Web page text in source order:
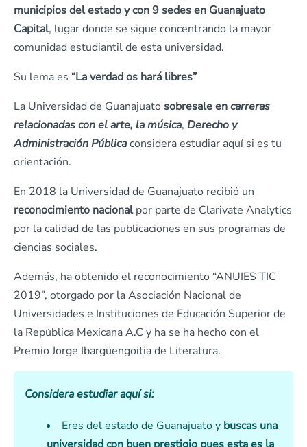
municipios del estado y con 9 sedes en Guanajuato
Capital, lugar donde se sigue concentrando la mayor
comunidad estudiantil de esta universidad.
Su lema es “La verdad os hará libres”
La Universidad de Guanajuato sobresale encarreras
relacionadas con el arte, la música, Derecho y
Administración Públicaconsidera estudiar aquí si es tu
orientación.
En 2018 la Universidad de Guanajuato recibió un
reconocimiento nacionalpor parte de Clarivate Analytics
por la calidad de las publicaciones en sus programas de
ciencias sociales.
Además, ha obtenido el reconocimiento “ANUIES TIC
2019”, otorgado por la Asociación Nacional de
Universidades e Instituciones de Educación Superior de
la República Mexicana A.C y ha se ha hecho con el
Premio Jorge Ibargüengoitia de Literatura.
Considera estudiar aquí si:
Eres del estado de Guanajuato y buscas una